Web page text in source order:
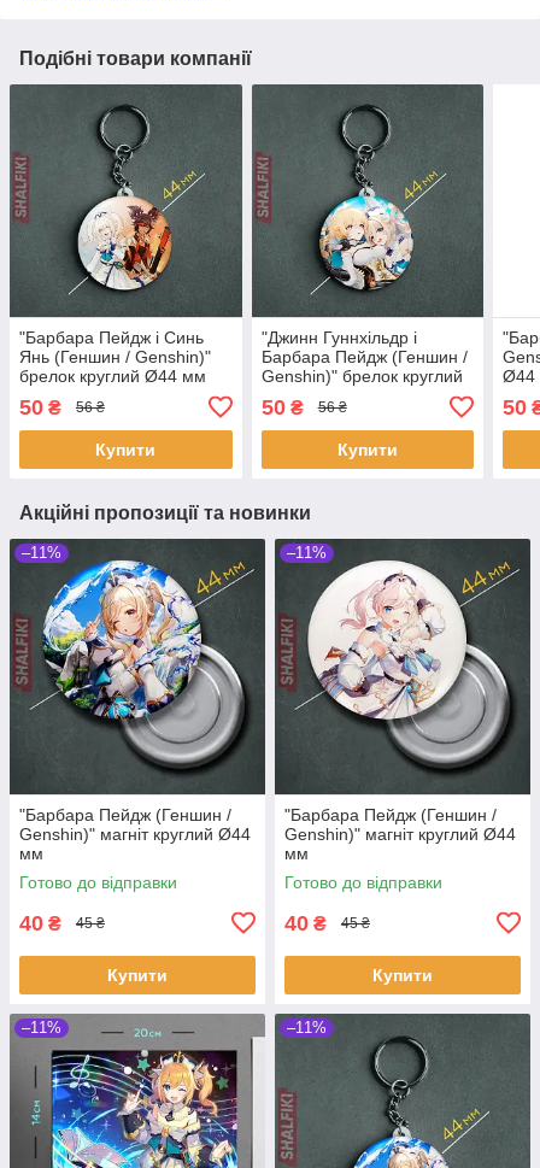
Подібні товари компанії
"Барбара Пейдж і Синь
Янь (Геншин / Genshin)"
брелок круглий Ø44 мм
50 ₴ 56 ₴
Купити
"Джинн Гуннхільдр і
Барбара Пейдж (Геншин /
Genshin)" брелок круглий
50₴ 56 ₴
Купити
Ø44
50
Акційні пропозиції та новинки
–11%
"Барбара Пейдж (Геншин /
Genshin)" магніт круглий Ø44
мм
Готово до відправки
40 ₴ 45 ₴
Купити
–11%
"Барбара Пейдж (Геншин /
Genshin)" магніт круглий Ø44
мм
Готово до відправки
40 ₴ 45 ₴
Купити
–11% –11%